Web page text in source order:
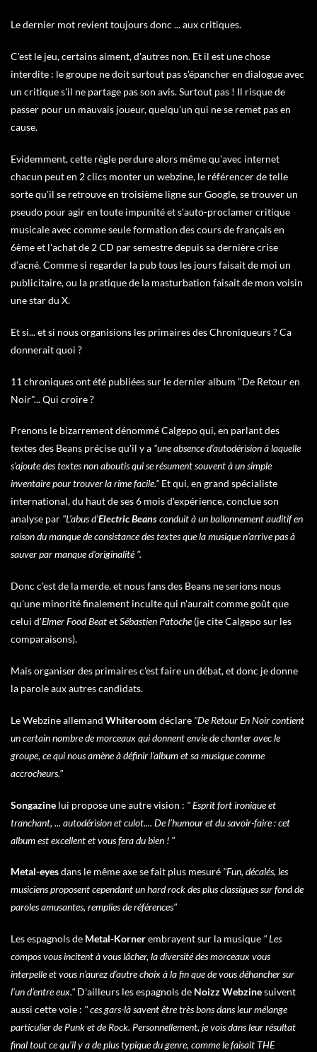
Le dernier mot revient toujours donc ... aux critiques.
C'est le jeu, certains aiment, d'autres non. Et il est une chose
interdite : le groupe ne doit surtout pas s'épancher en dialogue avec
un critique s'il ne partage pas son avis. Surtout pas ! Il risque de
passer pour un mauvais joueur, quelqu'un qui ne se remet pas en
cause.
Evidemment, cette règle perdure alors même qu'avec internet
chacun peut en 2 clics monter un webzine, le référencer de telle
sorte qu'il se retrouve en troisième ligne sur Google, se trouver un
pseudo pour agir en toute impunité et s'auto-proclamer critique
musicale avec comme seule formation des cours de français en
6ème et l'achat de 2 CD par semestre depuis sa dernière crise
d’acné. Comme si regarder la pub tous les jours faisait de moi un
publicitaire, ou la pratique de la masturbation faisait de mon voisin
une star du X.
Et si... et si nous organisions les primaires des Chroniqueurs ? Ca
donnerait quoi ?
11 chroniques ont été publiées sur le dernier album "De Retour en
Noir"... Qui croire ?
Prenons le bizarrement dénommé Calgepo qui, en parlant des
textes des Beans précise qu'il y a "une absence d’autodérision à laquelle
s’ajoute des textes non aboutis qui se résument souvent à un simple
inventaire pour trouver la rime facile." Et qui, en grand spécialiste
international, du haut de ses 6 mois d'expérience, conclue son
analyse par "L’abus d’Electric Beansconduit à un ballonnement auditif en
raison du manque de consistance des textes que la musique n’arrive pas à
sauver par manque d'originalité ".
Donc c'est de la merde. et nous fans des Beans ne serions nous
qu'une minorité finalement inculte qui n'aurait comme goût que
celui d'Elmer Food BeatetSébastien Patoche(je cite Calgepo sur les
comparaisons).
Mais organiser des primaires c'est faire un débat, et donc je donne
la parole aux autres candidats.
Le Webzine allemand Whiteroom déclare "De Retour En Noir contient
un certain nombre de morceaux qui donnent envie de chanter avec le
groupe, ce qui nous amène à définir l’album et sa musique comme
accrocheurs."
Songazine lui propose une autre vision : " Esprit fort ironique et
tranchant, ... autodérision et culot.... De l’humour et du savoir-faire : cet
album est excellent et vous fera du bien ! "
Metal-eyesdans le même axe se fait plus mesuré "Fun, décalés, les
musiciens proposent cependant un hard rock des plus classiques sur fond de
paroles amusantes, remplies de références"
Les espagnols de Metal-Kornerembrayent sur la musique " Les
compos vous incitent à vous lâcher, la diversité des morceaux vous
interpelle et vous n’aurez d’autre choix à la fin que de vous déhancher sur
l’un d’entre eux." D'ailleurs les espagnols de Noizz Webzinesuivent
aussi cette voie : " ces gars-là savent être très bons dans leur mélange
particulier de Punk et de Rock. Personnellement, je vois dans leur résultat
final tout ce qu’il y a de plus typique du genre, comme le faisait THE